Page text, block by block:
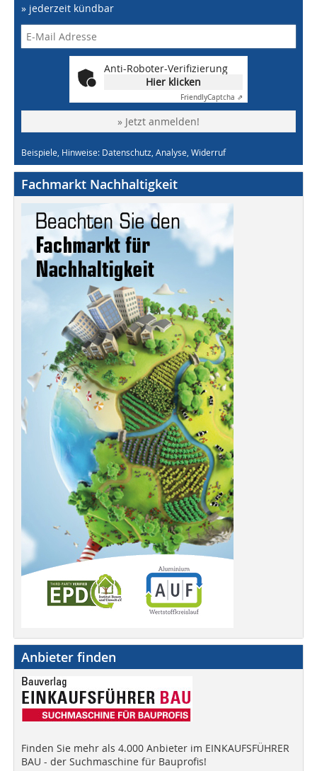
» jederzeit kündbar
Anti-Roboter-Verifizierung
Hier klicken
FriendlyCaptcha ⇗
» Jetzt anmelden!
Beispiele, Hinweise: Datenschutz, Analyse, Widerruf
Fachmarkt Nachhaltigkeit
Anbieter finden
Finden Sie mehr als 4.000 Anbieter im EINKAUFSFÜHRER
BAU - der Suchmaschine für Bauprofis!